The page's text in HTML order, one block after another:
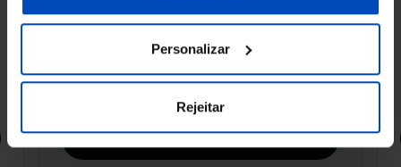
Personalizar
Rejeitar
4,50 € 5,00 € -10%
Comprar